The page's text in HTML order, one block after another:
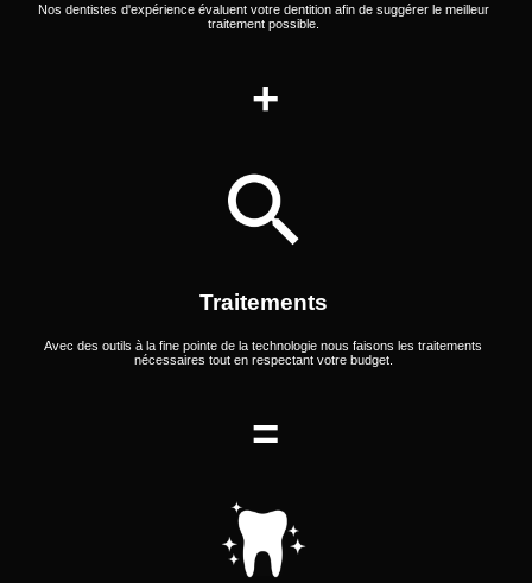
Nos dentistes d'expérience évaluent votre dentition afin de suggérer le meilleur
traitement possible.
Traitements
Avec des outils à la fine pointe de la technologie nous faisons les traitements
nécessaires tout en respectant votre budget.